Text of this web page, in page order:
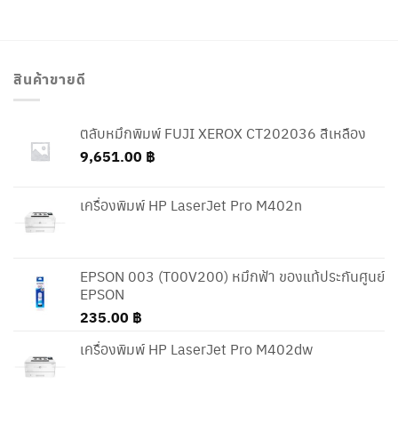
สินค้าขายดี
ตลับหมึกพิมพ์ FUJI XEROX CT202036 สีเหลือง
9,651.00 ฿
เครื่องพิมพ์ HP LaserJet Pro M402n
EPSON 003 (T00V200) หมึกฟ้า ของแท้ประกันศูนย์
EPSON
235.00 ฿
เครื่องพิมพ์ HP LaserJet Pro M402dw